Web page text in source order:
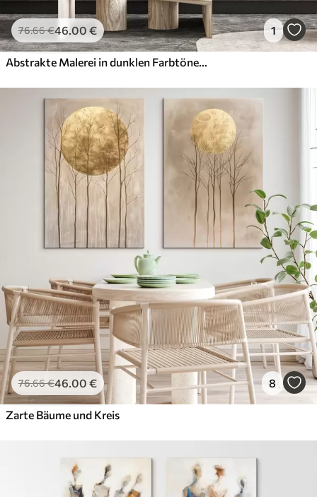
76.66€46.00 € 1
Abstrakte Malerei in dunklen Farbtönen mit leuchtend gelben Akzenten
76.66€46.00 € 8
Zarte Bäume und Kreis